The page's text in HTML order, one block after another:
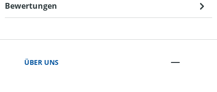
Bewertungen
ÜBER UNS